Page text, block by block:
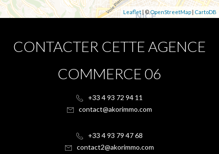
Leaflet | ©OpenStreetMap | CartoDB
CONTACTER CETTE AGENCE
COMMERCE 06
+33 4 93 72 94 11
contact@akorimmo.com
+33 4 93 79 47 68
contact2@akorimmo.com